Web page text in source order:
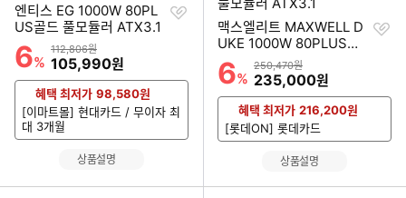
엔티스 EG 1000W 80PL
US골드 풀모듈러 ATX3.1
할인률
6%
상품금액
112,806원
할인금액
105,990원
찜
혜택 최저가 98,580원
[이마트몰] 현대카드 / 무이자 최
대 3개월
상품설명
맥스엘리트 MAXWELL D
UKE 1000W 80PLUS플
래티넘 풀모듈러 ATX3.1
할인률
6%
상품금액
250,470원
할인금액
235,000원
찜
혜택 최저가 216,200원
[롯데ON] 롯데카드
상품설명